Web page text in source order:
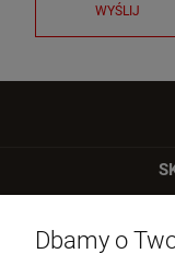
WYŚLIJ
Dbamy o